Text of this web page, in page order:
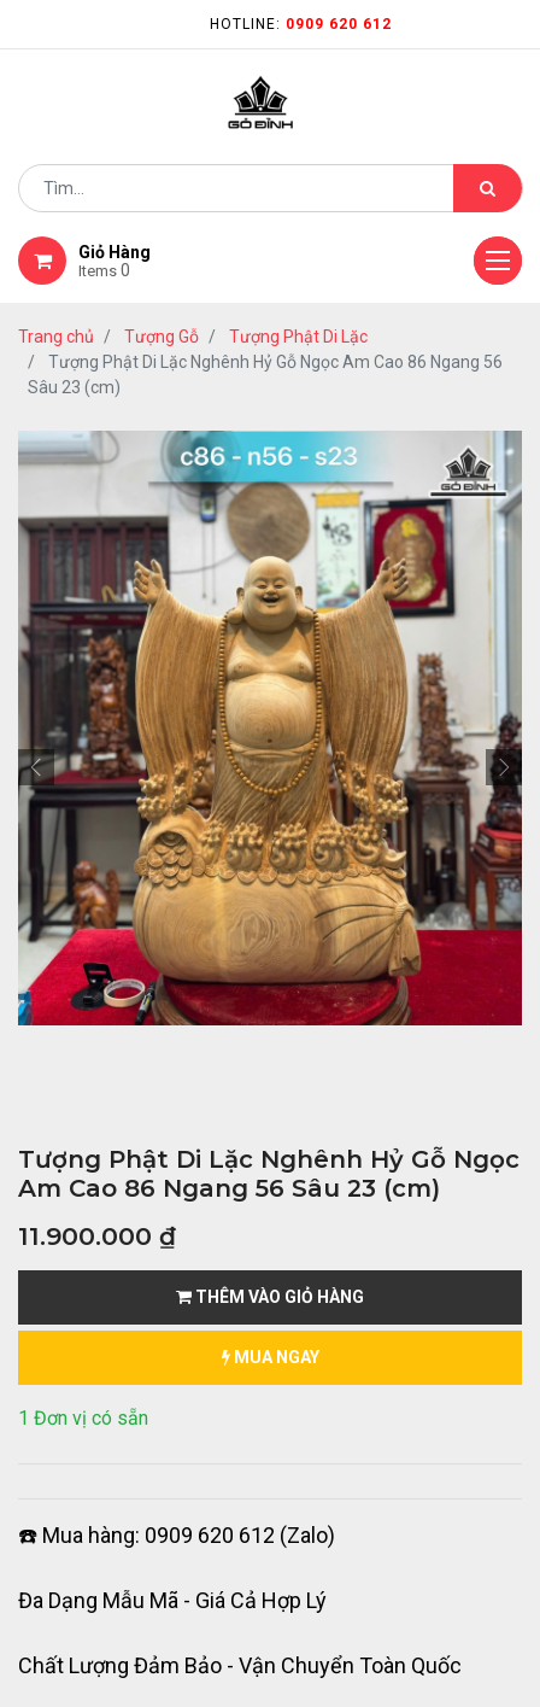
HOTLINE: 0909 620 612
Giỏ Hàng
Items 0
Trang chủ Tượng Gỗ
Tượng Phật Di Lặc
Tượng Phật Di Lặc Nghênh Hỷ Gỗ Ngọc Am Cao 86 Ngang 56
Sâu 23 (cm)
Tượng Phật Di Lặc Nghênh Hỷ Gỗ Ngọc
Am Cao 86 Ngang 56 Sâu 23 (cm)
11.900.000 ₫
THÊM VÀO GIỎ HÀNG
MUA NGAY
1 Đơn vị có sẵn
☎️ Mua hàng: 0909 620 612 (Zalo)
Đa Dạng Mẫu Mã - Giá Cả Hợp Lý
Chất Lượng Đảm Bảo - Vận Chuyển Toàn Quốc